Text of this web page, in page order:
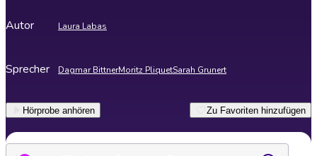
Autor Laura Labas
Sprecher Dagmar BittnerMoritz PliquetSarah Grunert
Hörprobe anhören Zu Favoriten hinzufügen